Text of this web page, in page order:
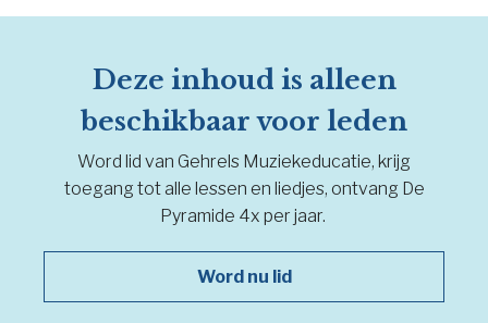
Deze inhoud is alleen
beschikbaar voor leden
Word lid van Gehrels Muziekeducatie, krijg
toegang tot alle lessen en liedjes, ontvang De
Pyramide 4x per jaar.
Word nu lid